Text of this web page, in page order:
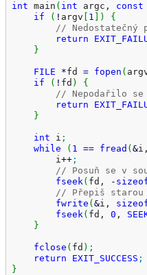
int main ( int argc, const
if
( ! argv 1 )
{
// Nedostatečný
return
}
FILE *fd = fopen (
if
( ! fd )
{
// Nepodařilo
return
}
int i ;
while
( 1 == fread ( &
        i
++ ;
// Posuň se v
fseek( fd, -
// Přepiš starou
fwrite ( &i,
fseek( fd, 0 ,
}
fclose ( fd ) ;
return
EXIT_SUCCESS ;
}